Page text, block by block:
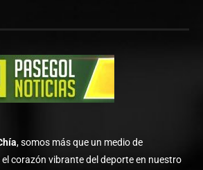
, somos más que un medio de
corazón vibrante del deporte en nuestro